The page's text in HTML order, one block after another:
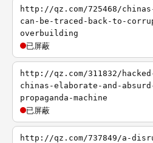
http://qz.com/725468/
can-be-traced-back-to-
overbuilding
已屏蔽
http://qz.com/311832/
chinas-elaborate-and-
propaganda-machine
已屏蔽
http://qz.com/737849/a-